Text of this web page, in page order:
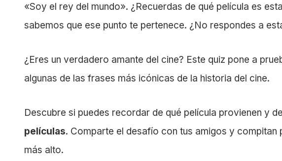
«Soy el rey del mundo». ¿Recuerdas de qué película es
sabemos que ese punto te pertenece. ¿No respondes a
¿Eres un verdadero amante del cine? Este quiz pone a
algunas de las frases más icónicas de la historia del cine.
Descubre si puedes recordar de qué película provienen y
películas. Comparte el desafío con tus amigos y compitan
más alto.